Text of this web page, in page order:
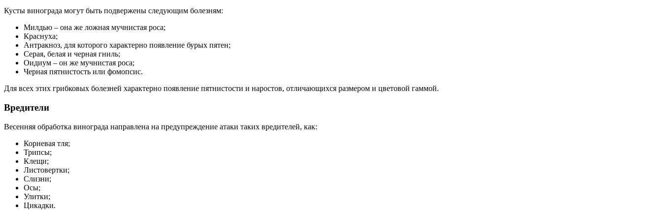
Кусты винограда могут быть подвержены следующим болезням:
Милдью – она же ложная мучнистая роса;
Краснуха;
Антракноз, для которого характерно появление бурых пятен;
Серая, белая и черная гниль;
Оидиум – он же мучнистая роса;
Черная пятнистость или фомопсис.
Для всех этих грибковых болезней характерно появление пятнистости и наростов, отличающихся размером и цветовой гаммой.
Вредители
Весенняя обработка винограда направлена на предупреждение атаки таких вредителей, как:
Корневая тля;
Трипсы;
Клещи;
Листовертки;
Слизни;
Осы;
Улитки;
Цикадки.